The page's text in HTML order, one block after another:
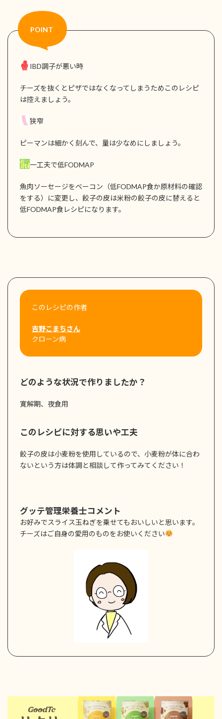
IBD調子が悪い時
チーズを抜くとピザではなくなってしまうためこのレシピ
は控えましょう。
狭窄
ピーマンは細かく刻んで、量は少なめにしましょう。
一工夫で低FODMAP
魚肉ソーセージをベーコン（低FODMAP食か原材料の確認
をする）に変更し、餃子の皮は米粉の餃子の皮に替えると
低FODMAP食レシピになります。
このレシピの作者
吉野こまちさん
クローン病
どのような状況で作りましたか？
寛解期、夜食用
このレシピに対する思いや工夫
餃子の皮は小麦粉を使用しているので、小麦粉が体に合わ
ないという方は体調と相談して作ってみてください！
グッテ管理栄養士コメント
お好みでスライス玉ねぎを乗せてもおいしいと思います。
チーズはご自身の愛用のものをお使いください